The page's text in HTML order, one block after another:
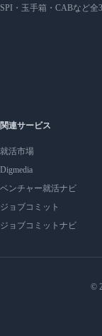
SPI・玉手箱・CABなど全
関連サービス
就活市場
Digmedia
ベンチャー就活ナビ
ジョブコミット
ジョブコミットナビ
©